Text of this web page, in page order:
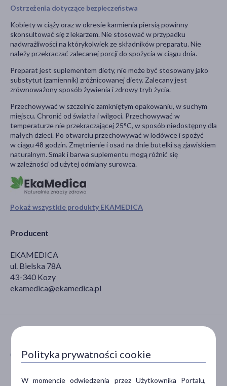
Pokaż wszystkie produkty EKAMEDICA
Producent
EKAMEDICA
ul. Bielska 78A
43-340 Kozy
ekamedica@ekamedica.pl
Ostrzeżenia dotyczące bezpieczeństwa
Kobiety w ciąży oraz w okresie karmienia piersią powinny
skonsultować się z lekarzem. Nie stosować w przypadku
nadwrażliwości na którykolwiek ze składników preparatu. Nie
należy przekraczać zalecanej porcji do spożycia w ciągu dnia.
Preparat jest suplementem diety, nie może być stosowany jako
substytut (zamiennik) zróżnicowanej diety. Zalecany jest
zrównoważony sposób żywienia i zdrowy tryb życia.
Przechowywać w szczelnie zamkniętym opakowaniu, w suchym
miejscu. Chronić od światła i wilgoci. Przechowywać w
temperaturze nie przekraczającej 25°C, w sposób niedostępny dla
małych dzieci. Po otwarciu przechowywać w lodówce i spożyć
w ciągu 48 godzin. Zmętnienie i osad na dnie butelki są zjawiskiem
naturalnym. Smak i barwa suplementu mogą różnić się
w zależności od użytej odmiany surowca.
CECHY PRODUKTU
Polityka prywatności cookie
W momencie odwiedzenia przez Użytkownika Portalu,